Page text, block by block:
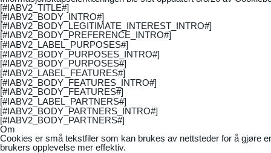
[#IABV2_TITLE#]
[#IABV2_BODY_INTRO#]
[#IABV2_BODY_LEGITIMATE_INTEREST_INTRO#]
[#IABV2_BODY_PREFERENCE_INTRO#]
[#IABV2_LABEL_PURPOSES#]
[#IABV2_BODY_PURPOSES_INTRO#]
[#IABV2_BODY_PURPOSES#]
[#IABV2_LABEL_FEATURES#]
[#IABV2_BODY_FEATURES_INTRO#]
[#IABV2_BODY_FEATURES#]
[#IABV2_LABEL_PARTNERS#]
[#IABV2_BODY_PARTNERS_INTRO#]
[#IABV2_BODY_PARTNERS#]
Om
Cookies er små tekstfiler som kan brukes av nettsteder for å gjøre
brukers opplevelse mer effektiv.